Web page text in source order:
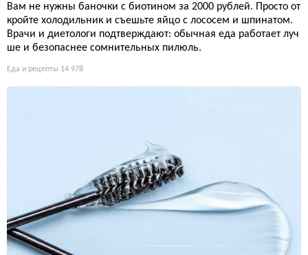
Вам не нужны баночки с биотином за 2000 рублей. Просто от
кройте холодильник и съешьте яйцо с лососем и шпинатом.
Врачи и диетологи подтверждают: обычная еда работает луч
ше и безопаснее сомнительных пилюль.
Еда и рецепты 14 978